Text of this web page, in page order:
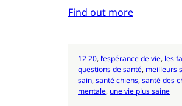
Find out more
12 20, l’espérance de vie, les
questions de santé, meilleurs
sain, santé chiens, santé des
mentale, une vie plus saine